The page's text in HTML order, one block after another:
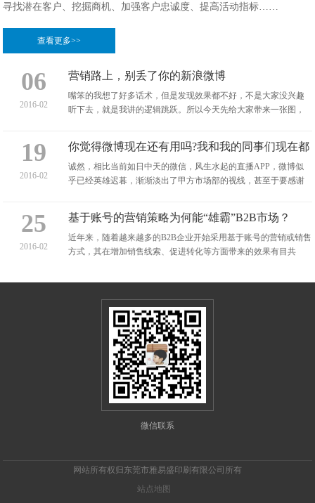
寻找潜在客户、挖掘商机、加强客户忠诚度、提高活动指标……
查看更多>>
06
2016-02
营销路上，别丢了你的新浪微博
嘴笨的我想了好多话术，但是发现效果都不好，不是大家没兴趣
听下去，就是我讲的逻辑跳跃。所以今天先给大家带来一张图，
19
2016-02
你觉得微博现在还有用吗?我和我的同事们现在都
不怎么玩微博了!
诚然，相比当前如日中天的微信，风生水起的直播APP，微博似
乎已经英雄迟暮，渐渐淡出了甲方市场部的视线，甚至于要感谢
25
2016-02
基于账号的营销策略为何能“雄霸”B2B市场？
近年来，随着越来越多的B2B企业开始采用基于账号的营销或销售
方式，其在增加销售线索、促进转化等方面带来的效果有目共
微信联系
网站所有权归东莞市雅易盛印刷有限公司所有
站点地图